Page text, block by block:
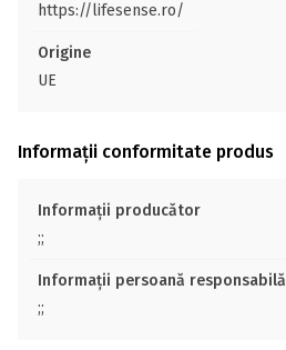
https://lifesense.ro/
Origine
UE
Informații conformitate produs
Informații producător
;;
Informații persoană responsabilă
;;